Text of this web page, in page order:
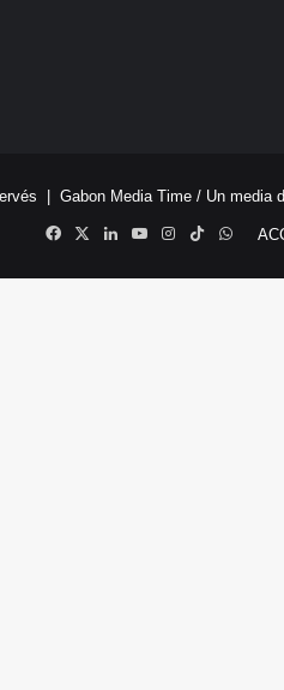
| Gabon Media Time / Un media
Facebook
X LinkedinYouTubeInstagram
TikTok